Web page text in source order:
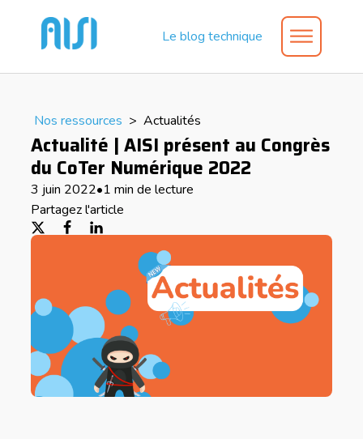
Le blog technique
Nos ressources > Actualités
Actualité | AISI présent au Congrès
du CoTer Numérique 2022
3 juin 2022•1 min de lecture
Partagez l'article